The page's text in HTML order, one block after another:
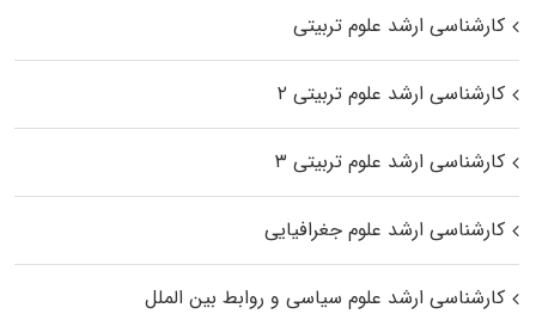
کارشناسی ارشد علوم تربیتی
کارشناسی ارشد علوم تربیتی ۲
کارشناسی ارشد علوم تربیتی ۳
کارشناسی ارشد علوم جغرافیایی
کارشناسی ارشد علوم سیاسی و روابط بین الملل